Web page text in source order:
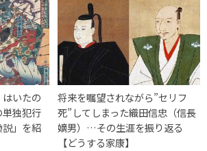
いたの
独犯行
」を紹
将来を嘱望されながら”セリフ
死”してしまった織田信忠（信長
嫡男）…その生涯を振り返る
【どうする家康】